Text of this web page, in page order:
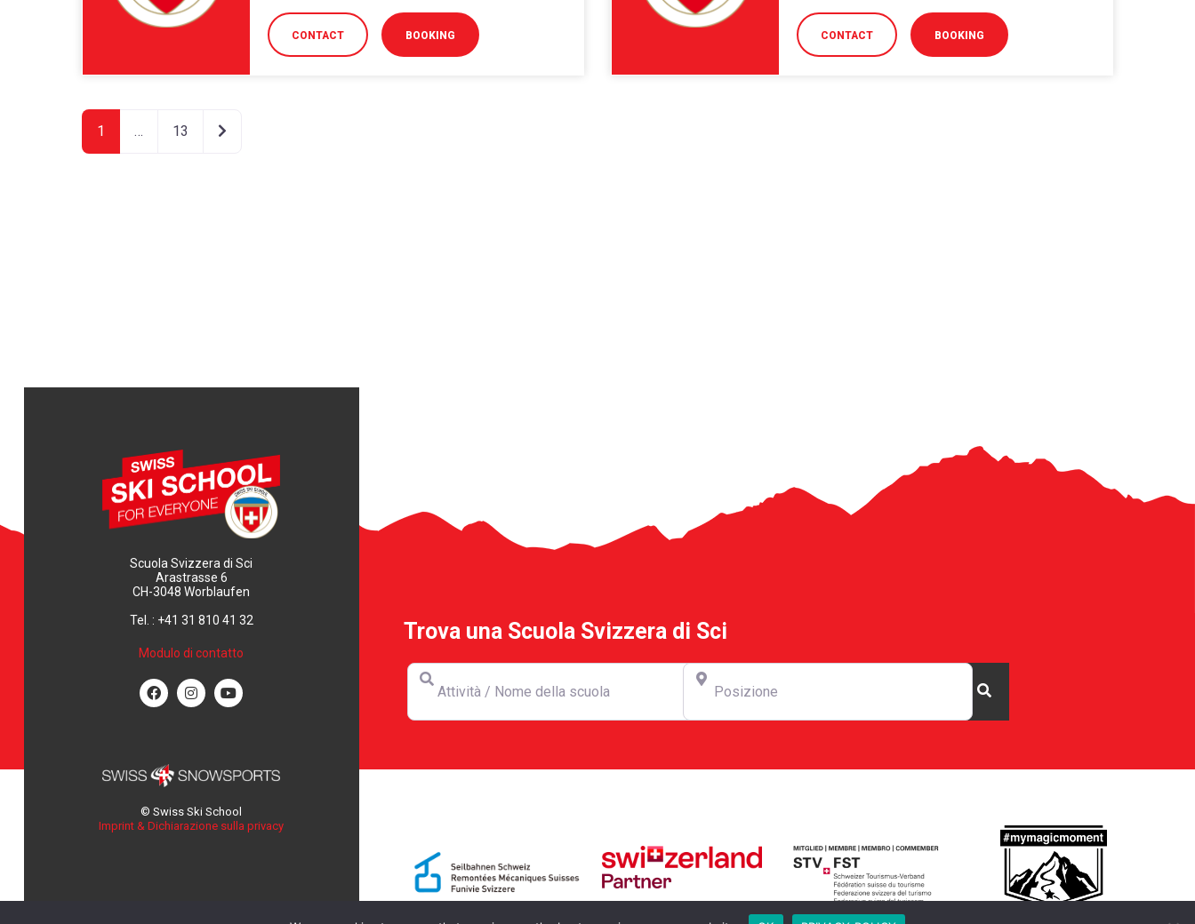
CONTACT BOOKING CONTACT BOOKING
1 … 13 Articoli meno recenti
Scuola Svizzera di Sci
Arastrasse 6
CH-3048 Worblaufen
Tel. : +41 31 810 41 32
Modulo di contatto
© Swiss Ski School
Imprint & Dichiarazione sulla privacy
Trova una Scuola Svizzera di Sci
Attività / Nome della scuola
Posizione